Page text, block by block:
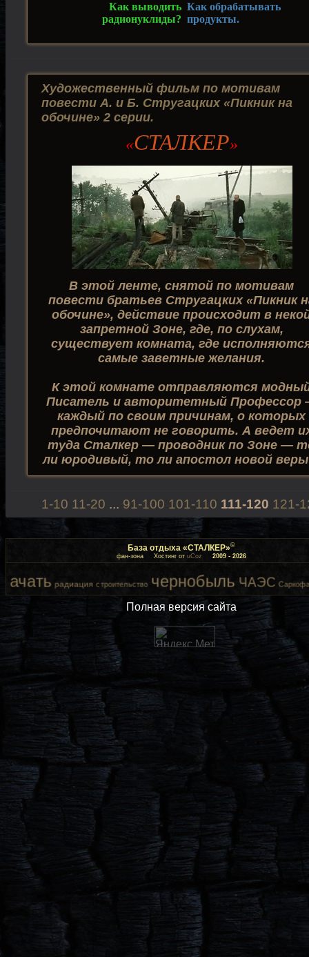
Как выводить
радионуклиды?
Как обрабатывать
продукты.
Художественный фильм по мотивам
повести А. и Б. Стругацких «Пикник на
обочине» 2 серии.
«СТАЛКЕР»
В этой ленте, снятой по мотивам
повести братьев Стругацких «Пикник
обочине», действие происходит в
запретной Зоне, где, по слухам,
существует комната, где
самые заветные желания.
К этой комнате отправляются
Писатель и авторитетный Профессор
каждый по своим причинам, о которых
предпочитают не говорить. А ведет
туда Сталкер — проводник по Зоне —
ли юродивый, то ли апостол новой
1-10 11-20 ... 91-100 101-110 111-120 121-
База отдыха «СТАЛКЕР»©
фан-зона Хостинг от uCoz 2009 - 2026
радиация строительство чернобыльЧАЭС Саркофаг
Полная версия сайта